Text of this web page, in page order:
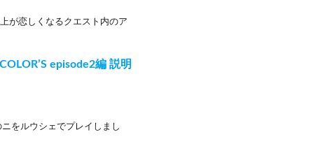
が恋しくなるクエスト内のア
episode2編 説明
をルウシェでプレイしまし